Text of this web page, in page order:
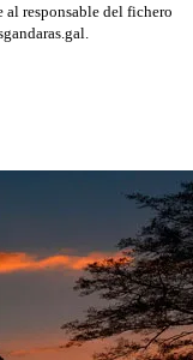
responsable del fichero